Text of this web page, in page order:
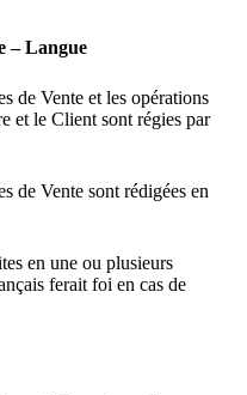
– Langue
de Vente et les opérations
et le Client sont régies par
de Vente sont rédigées en
en une ou plusieurs
ferait foi en cas de